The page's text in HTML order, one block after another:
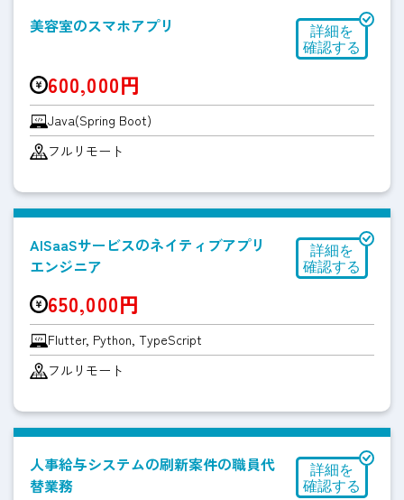
美容室のスマホアプリ
600,000円
Java(Spring Boot)
フルリモート
AISaaSサービスのネイティブアプリ
エンジニア
650,000円
Flutter, Python, TypeScript
フルリモート
人事給与システムの刷新案件の職員代
替業務